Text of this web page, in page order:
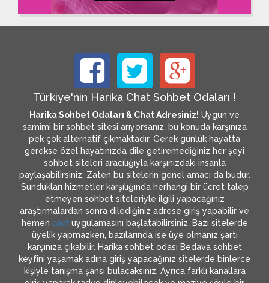
Türkiye'nin Harika Chat Sohbet Odaları !
Harika Sohbet Odaları & Chat Adresiniz! Uygun ve
samimi bir sohbet sitesi arıyorsanız, bu konuda karşınıza
pek çok alternatif çıkmaktadır. Gerek günlük hayatta
gerekse özel hayatınızda dile getiremediğiniz her şeyi
sohbet siteleri aracılığıyla karşınızdaki insanla
paylaşabilirsiniz. Zaten bu sitelerin genel amacı da budur.
Sundukları hizmetler karşılığında herhangi bir ücret talep
etmeyen sohbet siteleriyle ilgili yapacağınız
araştırmalardan sonra dilediğiniz adrese giriş yapabilir ve
hemen chatuygulamasını başlatabilirsiniz. Bazı sitelerde
üyelik yapmazken, bazılarında ise üye olmanız şartı
karşınıza çıkabilir. Harika sohbet odası Bedava sohbet
keyfini yaşamak adına giriş yapacağınız sitelerde binlerce
kişiyle tanışma şansı bulacaksınız. Ayrıca farklı kanallara